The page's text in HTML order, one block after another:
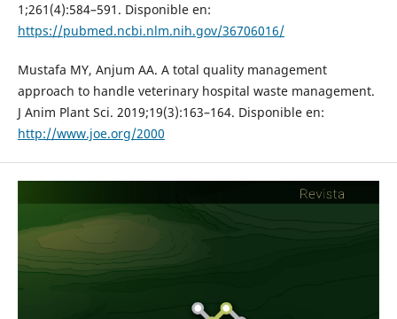
1;261(4):584–591. Disponible en:
https://pubmed.ncbi.nlm.nih.gov/36706016/
Mustafa MY, Anjum AA. A total quality management
approach to handle veterinary hospital waste management.
J Anim Plant Sci. 2019;19(3):163–164. Disponible en:
http://www.joe.org/2000